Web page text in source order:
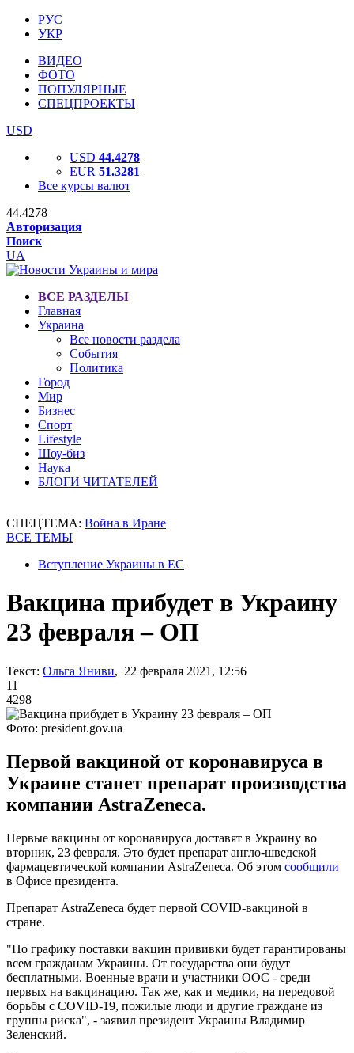
РУС
УКР
ВИДЕО
ФОТО
ПОПУЛЯРНЫЕ
СПЕЦПРОЕКТЫ
USD
USD 44.4278
EUR 51.3281
Все курсы валют
44.4278
Авторизация
Поиск
UA
ВСЕ РАЗДЕЛЫ
Главная
Украина
Все новости раздела
События
Политика
Город
Мир
Бизнес
Спорт
Lifestyle
Шоу-биз
Наука
БЛОГИ ЧИТАТЕЛЕЙ
СПЕЦТЕМА: Война в Иране
ВСЕ ТЕМЫ
Вступление Украины в ЕС
Вакцина прибудет в Украину
23 февраля – ОП
Текст: Ольга Яниви, 22 февраля 2021, 12:56
11
4298
Фото: president.gov.ua
Первой вакциной от коронавируса в
Украине станет препарат производства
компании AstraZeneca.
Первые вакцины от коронавируса доставят в Украину во
вторник, 23 февраля. Это будет препарат англо-шведской
фармацевтической компании AstraZeneca. Об этом сообщили
в Офисе президента.
Препарат AstraZeneca будет первой COVID-вакциной в
стране.
"По графику поставки вакцин прививки будет гарантированы
всем гражданам Украины. От государства они будут
бесплатными. Военные врачи и участники ООС - среди
первых на вакцинацию. Так же, как и медики, на передовой
борьбы с COVID-19, пожилые люди и другие граждане из
группы риска", - заявил президент Украины Владимир
Зеленский.